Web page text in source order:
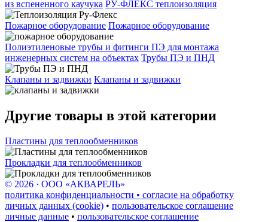
из вспененного каучука РУ-ФЛЕКС теплоизоляция
Пожарное оборудование Пожарное оборудование
Полиэтиленовые трубы и фитинги ПЭ для монтажа
инженерных систем на объектах Трубы ПЭ и ПНД
Клапаны и задвижки Клапаны и задвижки
Другие товары в этой категории
Пластины для теплообменников
Прокладки для теплообменников
© 2026 · ООО «АКВАРЕЛЬ»
политика конфиденциальности • согласие на обработку
личных данных (cookie) • пользовательское соглашение
личные данные • пользовательское соглашение